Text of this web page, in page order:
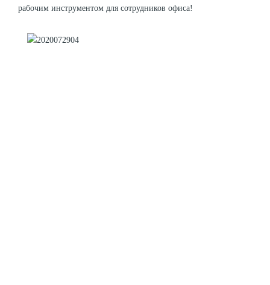
рабочим инструментом для сотрудников офиса!